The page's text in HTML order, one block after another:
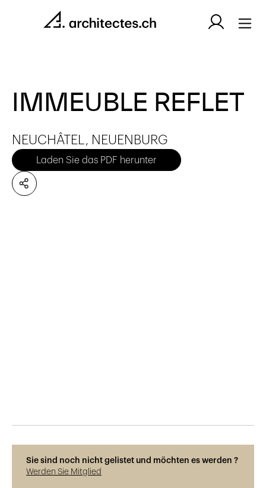
IMMEUBLE REFLET
NEUCHÂTEL, NEUENBURG
Laden Sie das PDF herunter
Sie sind noch nicht gelistet und möchten es werden ?
Werden Sie Mitglied